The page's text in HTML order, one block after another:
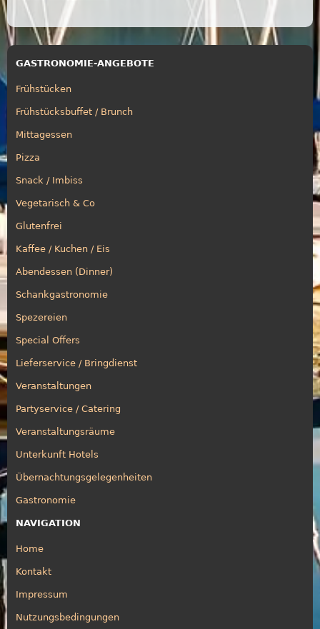
GASTRONOMIE-ANGEBOTE
Frühstücken
Frühstücksbuffet / Brunch
Mittagessen
Pizza
Snack / Imbiss
Vegetarisch & Co
Glutenfrei
Kaffee / Kuchen / Eis
Abendessen (Dinner)
Schankgastronomie
Spezereien
Special Offers
Lieferservice / Bringdienst
Veranstaltungen
Partyservice / Catering
Veranstaltungsräume
Unterkunft Hotels
Übernachtungsgelegenheiten
Gastronomie
NAVIGATION
Home
Kontakt
Impressum
Nutzungsbedingungen